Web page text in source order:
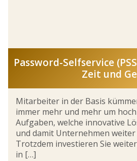
Password-Selfservice
Zeit und
Mitarbeiter in der Basis
immer mehr und mehr um
Aufgaben, welche innovative
und damit Unternehmen weiter
Trotzdem investieren Sie
in […]